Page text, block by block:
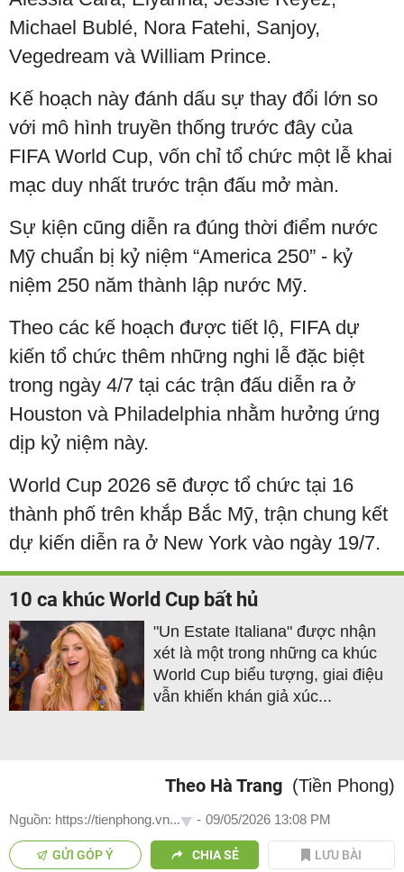
Michael Bublé, Nora Fatehi, Sanjoy,
Vegedream và William Prince.
Kế hoạch này đánh dấu sự thay đổi lớn so
với mô hình truyền thống trước đây của
FIFA World Cup, vốn chỉ tổ chức một lễ khai
mạc duy nhất trước trận đấu mở màn.
Sự kiện cũng diễn ra đúng thời điểm nước
Mỹ chuẩn bị kỷ niệm “America 250” - kỷ
niệm 250 năm thành lập nước Mỹ.
Theo các kế hoạch được tiết lộ, FIFA dự
kiến tổ chức thêm những nghi lễ đặc biệt
trong ngày 4/7 tại các trận đấu diễn ra ở
Houston và Philadelphia nhằm hưởng ứng
dịp kỷ niệm này.
World Cup 2026 sẽ được tổ chức tại 16
thành phố trên khắp Bắc Mỹ, trận chung kết
dự kiến diễn ra ở New York vào ngày 19/7.
10 ca khúc World Cup bất hủ
"Un Estate Italiana" được nhận
xét là một trong những ca khúc
World Cup biểu tượng, giai điệu
vẫn khiến khán giả xúc...
Theo Hà Trang (Tiền Phong)
Nguồn: https://tienphong.vn... - 09/05/2026 13:08 PM
GỬI GÓP Ý CHIA SẺ LƯU BÀI